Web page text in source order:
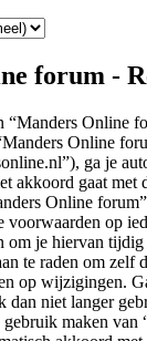
forum -
“Manders Online
Online
ga je
akkoord gaat met
Online
voorwaarden op
om je hiervan
te raden om zelf
op wijzigingen.
dan niet langer
maken van